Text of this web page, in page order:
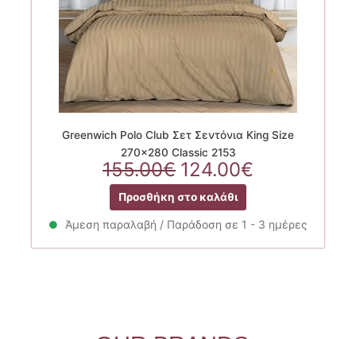
Greenwich Polo Club Σετ Σεντόνια King Size
270×280 Classic 2153
155.00€ Original
price
was:
155.00€.
124.00€
είναι:
124.00€.
Προσθήκη στο καλάθι
Άμεση παραλαβή / Παράδοση σε 1 - 3 ημέρες